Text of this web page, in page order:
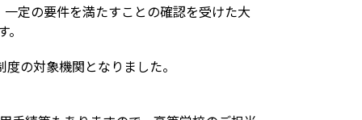
定の要件を満たすことの確認を受けた大
の対象機関となりました。